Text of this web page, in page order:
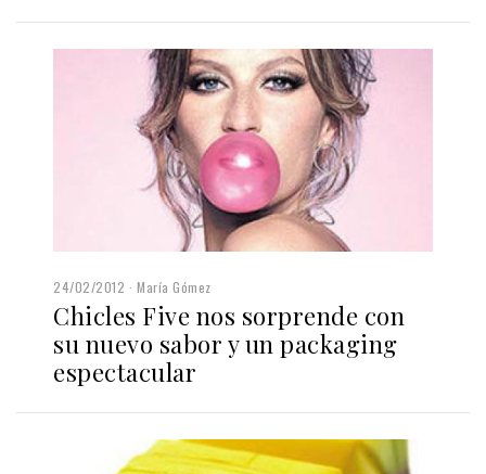
24/02/2012 María Gómez
Chicles Five nos sorprende con
su nuevo sabor y un packaging
espectacular